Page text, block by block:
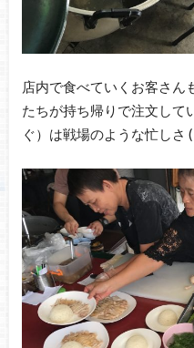
店内で食べていくお客さん
たちが持ち帰りで注文して
ぐ）は戦場のような忙しさ